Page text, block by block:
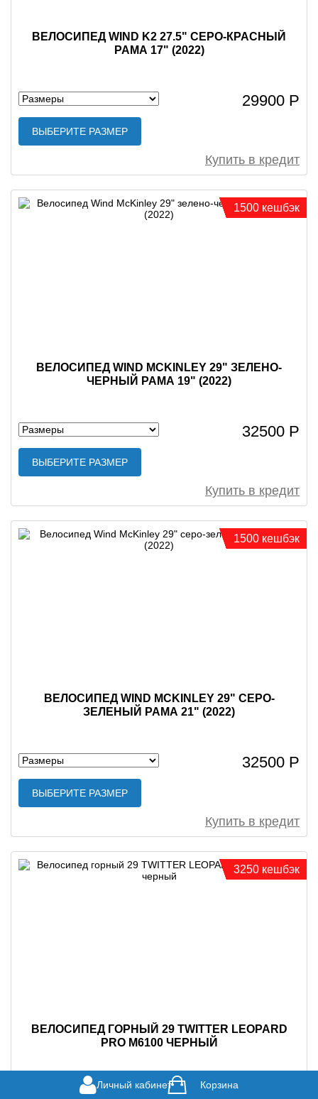
ВЕЛОСИПЕД WIND K2 27.5" СЕРО-КРАСНЫЙ
РАМА 17" (2022)
29900 Р
ВЫБЕРИТЕ РАЗМЕР
Купить в кредит
ВЕЛОСИПЕД WIND MCKINLEY 29" ЗЕЛЕНО-
ЧЕРНЫЙ РАМА 19" (2022)
32500 Р
ВЫБЕРИТЕ РАЗМЕР
Купить в кредит
1500 кешбэк
ВЕЛОСИПЕД WIND MCKINLEY 29" СЕРО-
ЗЕЛЕНЫЙ РАМА 21" (2022)
32500 Р
ВЫБЕРИТЕ РАЗМЕР
Купить в кредит
1500 кешбэк
ВЕЛОСИПЕД ГОРНЫЙ 29 TWITTER LEOPARD
PRO M6100 ЧЕРНЫЙ
3250 кешбэк
Личный кабинет Корзина